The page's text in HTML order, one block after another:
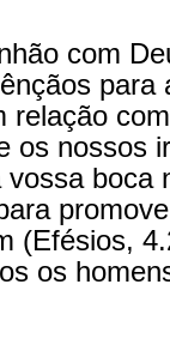
com
para
relação
os nossos
boca
(Efésios,
os